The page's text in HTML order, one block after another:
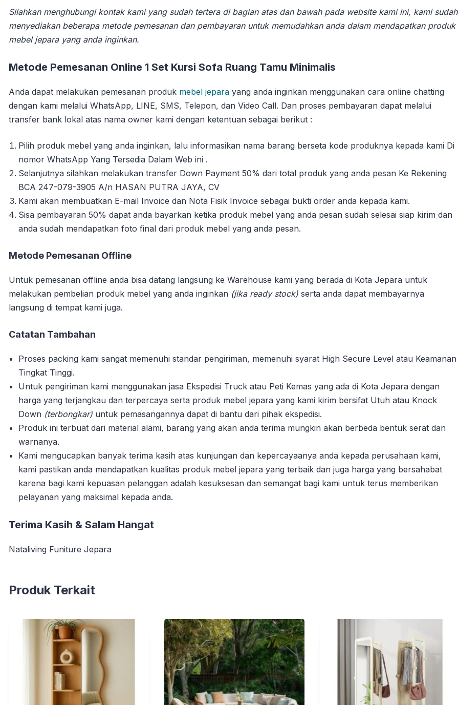
Silahkan menghubungi kontak kami yang sudah tertera di bagian atas dan bawah pada website kami ini, kami sudah
menyediakan beberapa metode pemesanan dan pembayaran untuk memudahkan anda dalam mendapatkan produk
mebel jepara yang anda inginkan.
Metode Pemesanan Online 1 Set Kursi Sofa Ruang Tamu Minimalis
Anda dapat melakukan pemesanan produk mebel jepara yang anda inginkan menggunakan cara online chatting
dengan kami melalui WhatsApp, LINE, SMS, Telepon, dan Video Call. Dan proses pembayaran dapat melalui
transfer bank lokal atas nama owner kami dengan ketentuan sebagai berikut :
Pilih produk mebel yang anda inginkan, lalu informasikan nama barang berseta kode produknya kepada kami Di
nomor WhatsApp Yang Tersedia Dalam Web ini .
Selanjutnya silahkan melakukan transfer Down Payment 50% dari total produk yang anda pesan Ke Rekening
BCA 247-079-3905 A/n HASAN PUTRA JAYA, CV
Kami akan membuatkan E-mail Invoice dan Nota Fisik Invoice sebagai bukti order anda kepada kami.
Sisa pembayaran 50% dapat anda bayarkan ketika produk mebel yang anda pesan sudah selesai siap kirim dan
anda sudah mendapatkan foto final dari produk mebel yang anda pesan.
Metode Pemesanan Offline
Untuk pemesanan offline anda bisa datang langsung ke Warehouse kami yang berada di Kota Jepara untuk
melakukan pembelian produk mebel yang anda inginkan (jika ready stock) serta anda dapat membayarnya
langsung di tempat kami juga.
Catatan Tambahan
Proses packing kami sangat memenuhi standar pengiriman, memenuhi syarat High Secure Level atau Keamanan
Tingkat Tinggi.
Untuk pengiriman kami menggunakan jasa Ekspedisi Truck atau Peti Kemas yang ada di Kota Jepara dengan
harga yang terjangkau dan terpercaya serta produk mebel jepara yang kami kirim bersifat Utuh atau Knock
Down (terbongkar) untuk pemasangannya dapat di bantu dari pihak ekspedisi.
Produk ini terbuat dari material alami, barang yang akan anda terima mungkin akan berbeda bentuk serat dan
warnanya.
Kami mengucapkan banyak terima kasih atas kunjungan dan kepercayaanya anda kepada perusahaan kami,
kami pastikan anda mendapatkan kualitas produk mebel jepara yang terbaik dan juga harga yang bersahabat
karena bagi kami kepuasan pelanggan adalah kesuksesan dan semangat bagi kami untuk terus memberikan
pelayanan yang maksimal kepada anda.
Terima Kasih & Salam Hangat
Nataliving Funiture Jepara
Produk Terkait